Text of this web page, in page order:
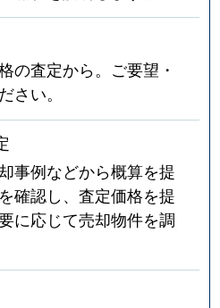
の査定から。ご要望・
さい。
事例などから概算を提
確認し、査定価格を提
に応じて売却物件を調